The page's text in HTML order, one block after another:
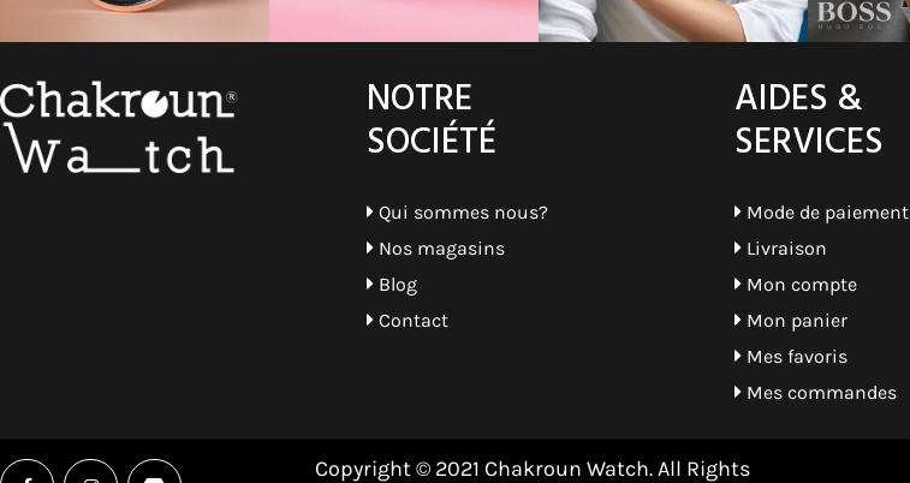
Noir- Argent
Bleu - Or Rosé
Top
Fleurie
NOTRE
SOCIÉTÉ
Qui sommes nous?
Nos magasins
Blog
Contact
AIDES &
SERVICES
Mode de paiement
Livraison
Mon compte
Mon panier
Mes favoris
Mes commandes
Copyright © 2021 Chakroun Watch. All Rights